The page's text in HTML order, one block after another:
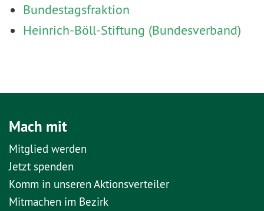
Bundestagsfraktion
Heinrich-Böll-Stiftung (Bundesverband)
Mach mit
Mitglied werden
Jetzt spenden
Komm in unseren Aktionsverteiler
Mitmachen im Bezirk